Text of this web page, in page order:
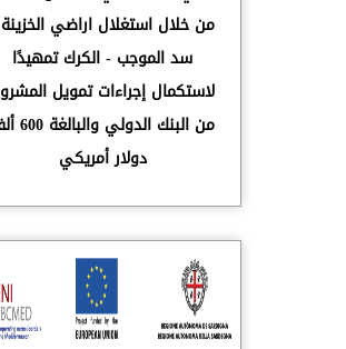
من خلال استغلال اراضي
سد الموجب - الكرك تمهيدًا
لاستكمال إجراءات تمويل
من البنك
دولار أمريكي